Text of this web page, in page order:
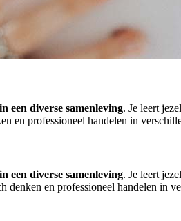
een diverse samenleving. Je leert
en professioneel handelen in
een diverse samenleving. Je leert
en professioneel handelen in